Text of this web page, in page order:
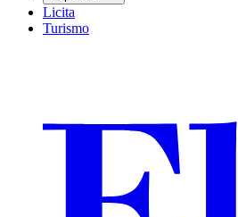
Licita
Turismo